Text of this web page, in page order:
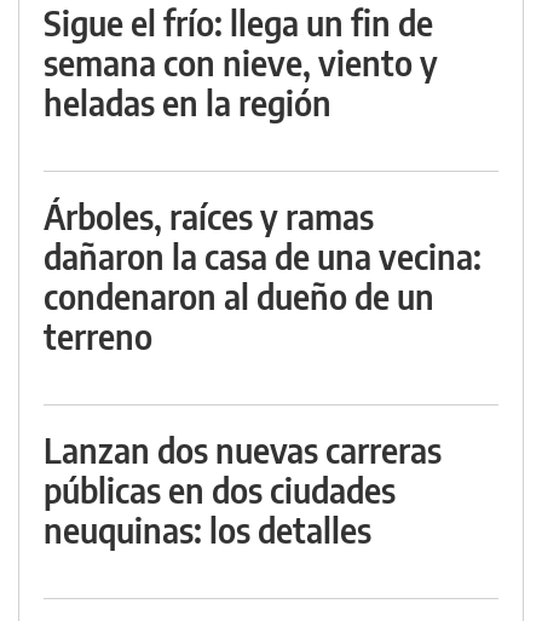
Sigue el frío: llega un fin de
semana con nieve, viento y
heladas en la región
Árboles, raíces y ramas
dañaron la casa de una vecina:
condenaron al dueño de un
terreno
Lanzan dos nuevas carreras
públicas en dos ciudades
neuquinas: los detalles